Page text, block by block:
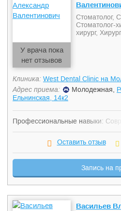
У врача пока
нет отзывов
Стоматолог,
Стоматолог-
хирург,
Клиника: West Dental Clinic на
Адрес приема:
Молодежная,
Ельнинская, 14к2
Профессиональные навыки:
планирования имплантации и
программ: DSD (Digital Smile
позиционирования
операцией, планирования и
шаблонов от компании
управления в стоматологической
клинических исследований;
Оставить отзыв
Запись на
Васильев